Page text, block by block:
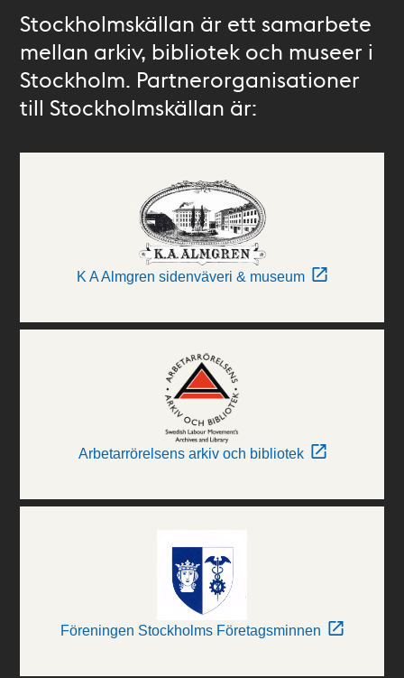
Stockholmskällan är ett samarbete
mellan arkiv, bibliotek och museer i
Stockholm. Partnerorganisationer
till Stockholmskällan är:
K A Almgren sidenväveri & museum
Arbetarrörelsens arkiv och bibliotek
Föreningen Stockholms Företagsminnen